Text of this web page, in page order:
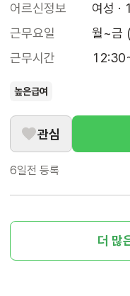
어르신정보
여성 ·
근무요일
월~금
근무시간
높은급여
관심
6일전 등록
더 많